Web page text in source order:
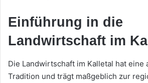
Einführung in die
Landwirtschaft im
Die Landwirtschaft im Kalletal hat eine
Tradition und trägt maßgeblich zur